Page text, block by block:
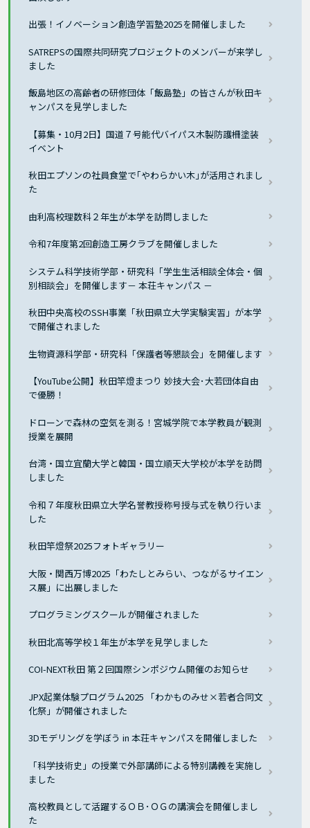
出張！イノベーション創造学習塾2025を開催しました
SATREPSの国際共同研究プロジェクトのメンバーが来学し
ました
飯島地区の高齢者の研修団体「飯島塾」の皆さんが秋田キ
ャンパスを見学しました
【募集・10月2日】国道７号能代バイパス木製防護柵塗装
イベント
秋田エプソンの社員食堂で｢やわらかい木｣が活用されまし
た
由利高校理数科２年生が本学を訪問しました
令和7年度第2回創造工房クラブを開催しました
システム科学技術学部・研究科「学生生活相談全体会・個
別相談会」を開催します－ 本荘キャンパス －
秋田中央高校のSSH事業「秋田県立大学実験実習」が本学
で開催されました
生物資源科学部・研究科「保護者等懇談会」を開催します
【YouTube公開】秋田竿燈まつり 妙技大会･大若団体自由
で優勝！
ドローンで森林の空気を測る！宮城学院で本学教員が観測
授業を展開
台湾・国立宜蘭大学と韓国・国立順天大学校が本学を訪問
しました
令和７年度秋田県立大学名誉教授称号授与式を執り行いま
した
秋田竿燈祭2025フォトギャラリー
大阪・関西万博2025「わたしとみらい、つながるサイエン
ス展」に出展しました
プログラミングスクールが開催されました
秋田北高等学校１年生が本学を見学しました
COI-NEXT秋田 第２回国際シンポジウム開催のお知らせ
JPX起業体験プログラム2025 「わかものみせ×若者合同文
化祭」が開催されました
3Dモデリングを学ぼう in 本荘キャンパスを開催しました
「科学技術史」の授業で外部講師による特別講義を実施し
ました
高校教員として活躍するＯＢ･ＯＧの講演会を開催しまし
た